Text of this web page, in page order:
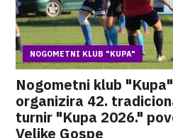
NOGOMETNI KLUB "KUPA"
Nogometni klub
organizira 42.
turnir "Kupa 2026."
Velike Gospe